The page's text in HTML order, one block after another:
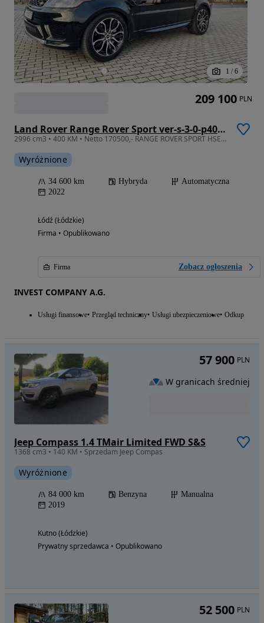
1 / 6
Land Rover Range Rover Sport ver-s-3-0-p400-mhev-dynamic-hse
2996 cm3 • 400 KM • Netto 170500,- RANGE ROVER SPORT HSE Silver Edition 3.0/400KM Hybryda!
Wyróżnione
34 600 km Hybryda
Automatyczna
2022
Łódź (Łódzkie)
Firma • Opublikowano
Firma Zobacz ogłoszenia
INVEST COMPANY A.G.
Usługi finansowe Przegląd techniczny Usługi ubezpieczeniowe Odkup
209 100 PLN
Jeep Compass 1.4 TMair Limited FWD S&S
1368 cm3 • 140 KM • Sprzedam Jeep Compas
Wyróżnione
84 000 km Benzyna
Manualna
2019
Kutno (Łódzkie)
Prywatny sprzedawca • Opublikowano
57 900 PLN
W granicach średniej
52 500 PLN